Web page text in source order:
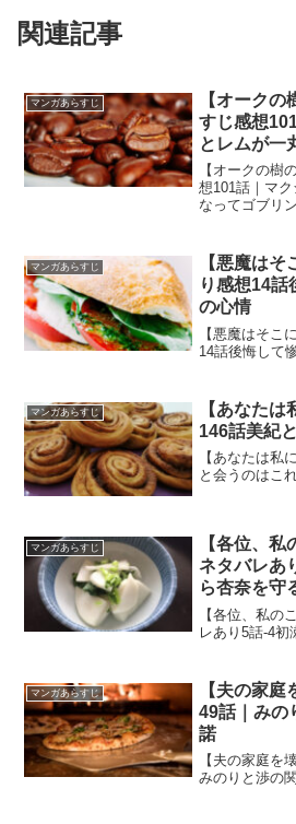
関連記事
マンガあらすじ
【オーク
すじ感想
とレムが一
攻撃
【オークの樹
想101話｜マ
なってゴブリ
マンガあらすじ
【悪魔は
り感想14話
の心情
【悪魔はそこ
14話後悔して
マンガあらすじ
【あなたは
146話美紀
【あなたは私
と会うのはこ
マンガあらすじ
【各位、私
ネタバレあ
ら杏奈を守
【各位、私の
レあり5話-4初
マンガあらすじ
【夫の家
49話｜みの
諾
【夫の家庭を
みのりと渉の